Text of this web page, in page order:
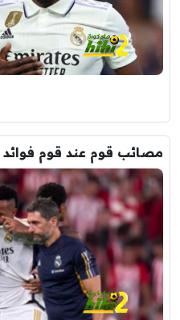
مصائب قوم عند قوم فوائد